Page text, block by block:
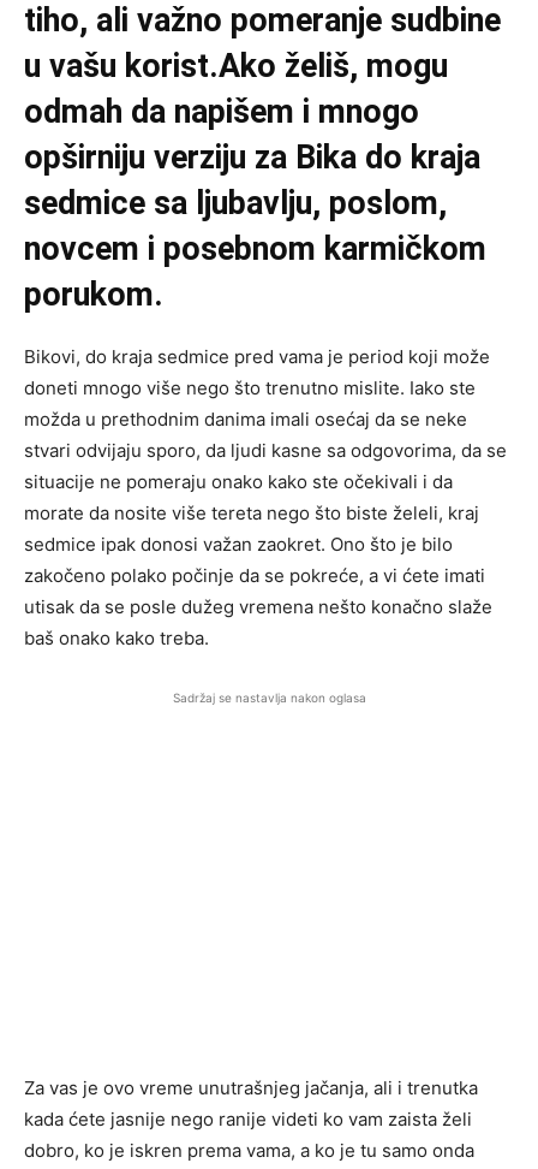
tiho, ali važno pomeranje sudbine
u vašu korist.Ako želiš, mogu
odmah da napišem i mnogo
opširniju verziju za Bika do kraja
sedmice sa ljubavlju, poslom,
novcem i posebnom karmičkom
porukom.
Bikovi, do kraja sedmice pred vama je period koji može
doneti mnogo više nego što trenutno mislite. Iako ste
možda u prethodnim danima imali osećaj da se neke
stvari odvijaju sporo, da ljudi kasne sa odgovorima, da se
situacije ne pomeraju onako kako ste očekivali i da
morate da nosite više tereta nego što biste želeli, kraj
sedmice ipak donosi važan zaokret. Ono što je bilo
zakočeno polako počinje da se pokreće, a vi ćete imati
utisak da se posle dužeg vremena nešto konačno slaže
baš onako kako treba.
Sadržaj se nastavlja nakon oglasa
Za vas je ovo vreme unutrašnjeg jačanja, ali i trenutka
kada ćete jasnije nego ranije videti ko vam zaista želi
dobro, ko je iskren prema vama, a ko je tu samo onda